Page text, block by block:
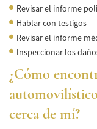
Revisar el informe
Hablar con testigos
Revisar el informe
Inspeccionar los
¿Cómo
cerca de mí?